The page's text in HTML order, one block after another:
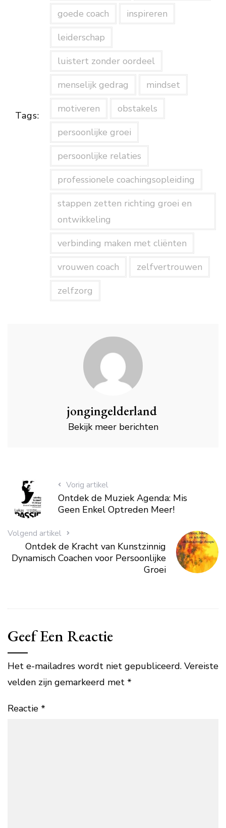
Tags:
goede coach
inspireren
leiderschap
luistert zonder oordeel
menselijk gedrag
mindset
motiveren
obstakels
persoonlijke groei
persoonlijke relaties
professionele coachingsopleiding
stappen zetten richting groei en
ontwikkeling
verbinding maken met cliënten
vrouwen coach
zelfvertrouwen
zelfzorg
jongingelderland
Bekijk meer berichten
Vorig artikel
Ontdek de Muziek Agenda: Mis
Geen Enkel Optreden Meer!
Volgend artikel
Ontdek de Kracht van Kunstzinnig
Dynamisch Coachen voor Persoonlijke
Groei
Geef Een Reactie
Het e-mailadres wordt niet gepubliceerd. Vereiste
velden zijn gemarkeerd met *
Reactie *